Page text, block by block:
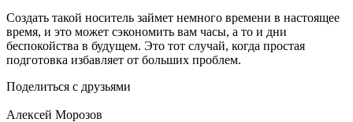
Создать такой носитель займет немного времени в настоящее
время, и это может сэкономить вам часы, а то и дни
беспокойства в будущем. Это тот случай, когда простая
подготовка избавляет от больших проблем.
Поделиться с друзьями
Алексей Морозов